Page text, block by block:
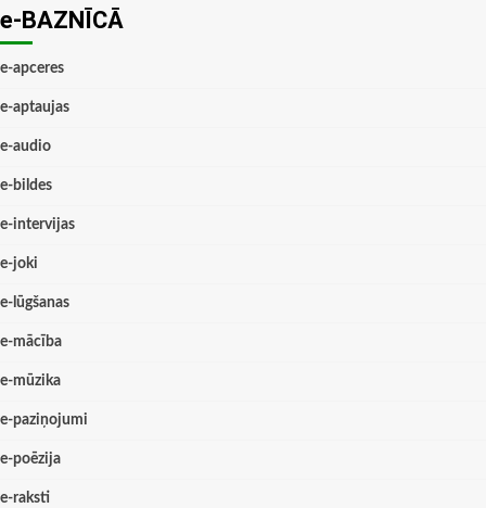
e-BAZNĪCĀ
e-apceres
e-aptaujas
e-audio
e-bildes
e-intervijas
e-joki
e-lūgšanas
e-mācība
e-mūzika
e-paziņojumi
e-poēzija
e-raksti